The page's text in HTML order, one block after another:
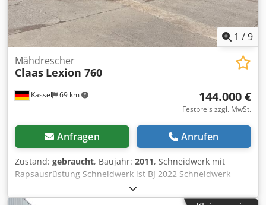
1 /9
Kassel 69 km
Mähdrescher
Claas Lexion 760
144.000 €
Festpreis zzgl. MwSt.
Anfragen Anrufen
Zustand: gebraucht, Baujahr: 2011, Schneidwerk mit
Rapsausrüstung Schneidwerk ist BJ 2022 Schneidwerk
Claas Vario / 930 / Dodet Twuiopfx Agfokr